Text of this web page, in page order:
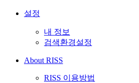
설정
내 정보
검색환경설정
About RISS
RISS 이용방법